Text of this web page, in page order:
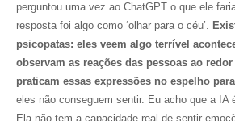
perguntou uma vez ao ChatGPT o que ele
resposta foi algo como ‘olhar para o céu’.
psicopatas: eles veem algo terrível
observam as reações das pessoas ao
praticam essas expressões no espelho
eles não conseguem sentir. Eu acho que a IA
Ela não tem a capacidade real de sentir